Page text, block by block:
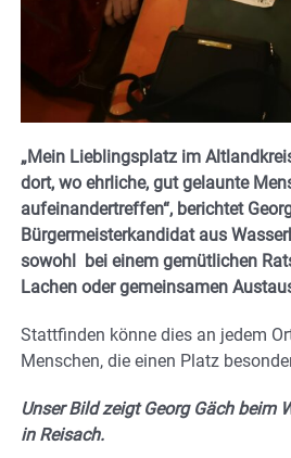
„Mein Lieblingsplatz im
dort, wo ehrliche, gut gelaunte
aufeinandertreffen“, berichtet
Bürgermeisterkandidat aus
sowohl bei einem gemütlichen
Lachen oder gemeinsamen
Stattfinden könne dies an jedem
Menschen, die einen Platz
Unser Bild zeigt Georg Gäch beim
in Reisach.